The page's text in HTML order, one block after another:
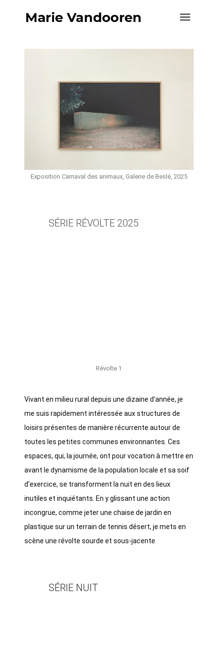
Exposition Carnaval des animaux, Galerie de Beslé, 2025
SÉRIE RÉVOLTE 2025
Révolte 1
Vivant en milieu rural depuis une dizaine d’année, je
me suis rapidement intéressée aux structures de
loisirs présentes de manière récurrente autour de
toutes les petites communes environnantes. Ces
espaces, qui, la journée, ont pour vocation à mettre en
avant le dynamisme de la population locale et sa soif
d’exercice, se transforment la nuit en des lieux
inutiles et inquiétants. En y glissant une action
incongrue, comme jeter une chaise de jardin en
plastique sur un terrain de tennis désert, je mets en
scène une révolte sourde et sous-jacente
SÉRIE NUIT